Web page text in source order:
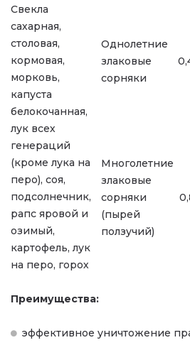
Свекла
сахарная,
столовая,
кормовая,
морковь,
капуста
белокочанная,
лук всех
генераций
(кроме лука на
перо), соя,
подсолнечник,
рапс яровой и
озимый,
картофель, лук
на перо, горох
Однолетние
злаковые
сорняки
Многолетние
злаковые
сорняки
(пырей
ползучий)
Преимущества:
эффективное уничтожение